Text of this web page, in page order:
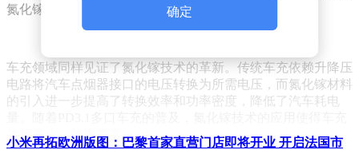
氮化镓设计将更广泛地应用于快充产品中。
车充领域同样见证了氮化镓技术的革新。传统车充依赖升降压
电路将汽车点烟器接口的电压转换为所需电压，而氮化镓材料
的引入进一步提高了转换效率和功率密度，降低了汽车耗电
体积更小、效率更高。
确定
小米再拓欧洲版图：巴黎首家直营门店即将开业 开启法国市